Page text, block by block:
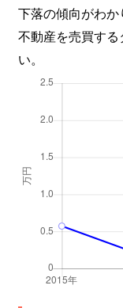
下落の傾向がわか
不動産を売買す
い。